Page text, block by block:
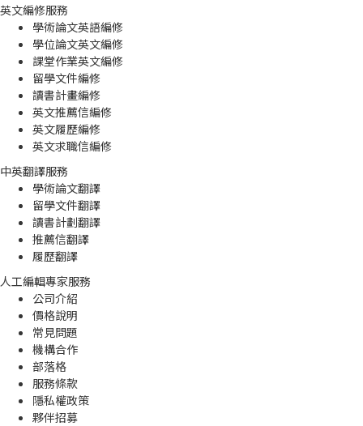
英文編修服務
學術論文英語編修
學位論文英文編修
課堂作業英文編修
留學文件編修
讀書計畫編修
英文推薦信編修
英文履歷編修
英文求職信編修
中英翻譯服務
學術論文翻譯
留學文件翻譯
讀書計劃翻譯
推薦信翻譯
履歷翻譯
人工編輯專家服務
公司介紹
價格說明
常見問題
機構合作
部落格
服務條款
隱私權政策
夥伴招募